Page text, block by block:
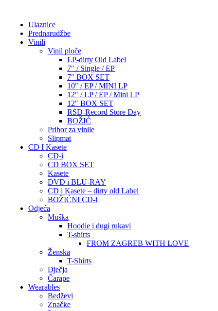
Ulaznice
Prednarudžbe
Vinili
Vinil ploče
LP-dirty Old Label
7″ / Single / EP
7″ BOX SET
10″ / EP / MINI LP
12″ / LP / EP / Mini LP
12″ BOX SET
RSD-Record Store Day
BOŽIĆ
Pribor za vinile
Slipmat
CD I Kasete
CD-i
CD BOX SET
Kasete
DVD i BLU-RAY
CD i Kasete – dirty old Label
BOŽIĆNI CD-i
Odjeća
Muška
Hoodie i dugi rukavi
T-shirts
FROM ZAGREB WITH LOVE
Ženska
T-Shirts
Dječja
Čarape
Wearables
Bedževi
Značke